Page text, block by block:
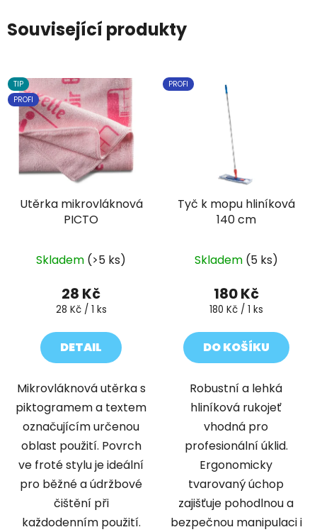
Související produkty
TIP
PROFI
Utěrka mikrovláknová
PICTO
Skladem (>5 ks)
28 Kč
Měrná
28 Kč / 1 ks
DETAIL
Mikrovláknová utěrka s
piktogramem a textem
označujícím určenou
oblast použití. Povrch
ve froté stylu je ideální
pro běžné a údržbové
čištění při
každodenním použití.
PROFI
Tyč k mopu hliníková
140 cm
Skladem (5 ks)
180 Kč
Měrná
180 Kč / 1 ks
DO KOŠÍKU
Robustní a lehká
hliníková rukojeť
vhodná pro
profesionální úklid.
Ergonomicky
tvarovaný úchop
zajišťuje pohodlnou a
bezpečnou manipulaci i